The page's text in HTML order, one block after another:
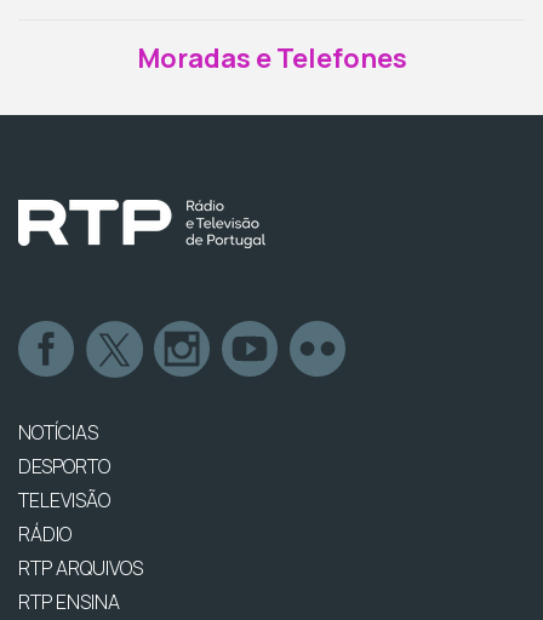
Moradas e Telefones
NOTÍCIAS
DESPORTO
TELEVISÃO
RÁDIO
RTP ARQUIVOS
RTP ENSINA